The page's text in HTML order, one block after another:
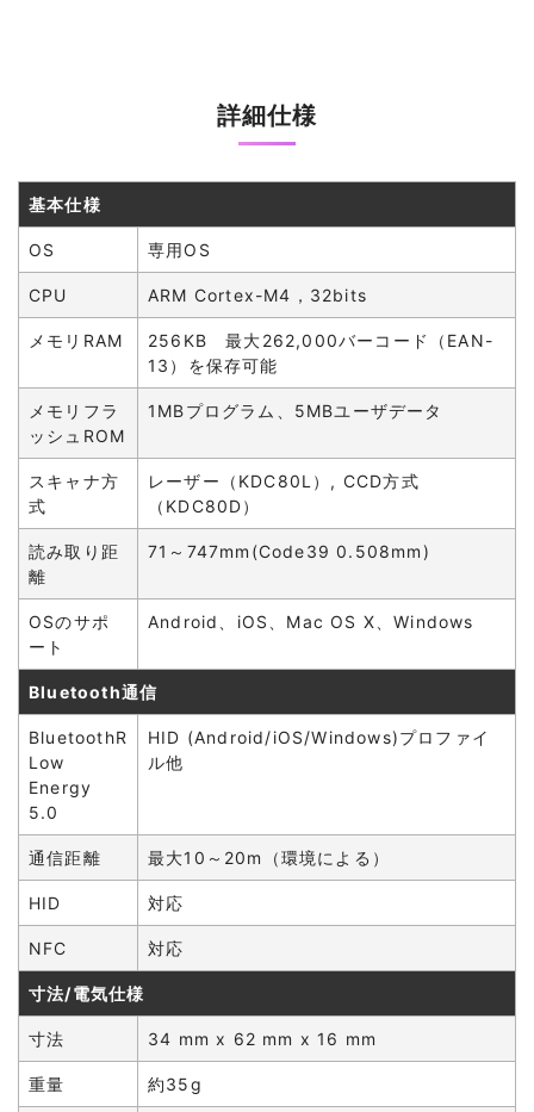
詳細仕様
基本仕様
OS 専用OS
CPU ARM Cortex-M4，32bits
メモリRAM
256KB 最大262,000バーコード（EAN-
13）を保存可能
メモリフラ
ッシュROM
1MBプログラム、5MBユーザデータ
スキャナ方
式
レーザー（KDC80L）, CCD方式
（KDC80D）
読み取り距
離
71～747mm(Code39 0.508mm)
OSのサポ
ート
Android、iOS、Mac OS X、Windows
Bluetooth通信
BluetoothR
Low
Energy
5.0
HID (Android/iOS/Windows)プロファイ
ル他
通信距離 最大10～20m（環境による）
HID 対応
NFC 対応
寸法/電気仕様
寸法 34 mm x 62 mm x 16 mm
重量 約35g